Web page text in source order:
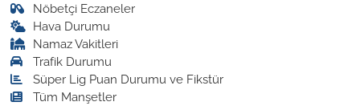
Nöbetçi Eczaneler
Hava Durumu
Namaz Vakitleri
Trafik Durumu
Süper Lig Puan Durumu ve Fikstür
Tüm Manşetler